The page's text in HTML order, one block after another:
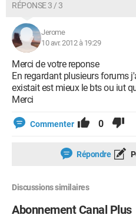
RÉPONSE 3 / 3
Jerome
10 avr. 2012 à 19:29
Merci de votre reponse
En regardant plusieurs forums
existait est mieux le bts ou iut
Merci
Commenter 0
Répondre
Discussions similaires
Abonnement Canal Plus